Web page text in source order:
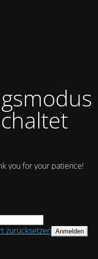
you for your patience!
zurücksetzen